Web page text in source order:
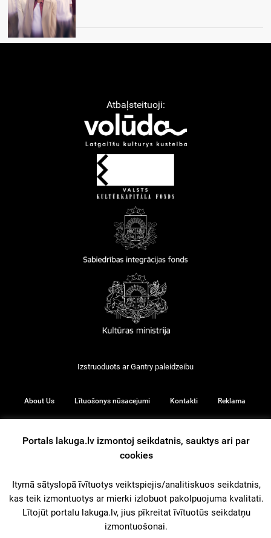
Atbaļsteituoji:
Izstruoduots arGantry paleidzeibu
About Us Lītuošonys nūsacejumi Kontakti Reklama
© 2026
iz augšu
Portals lakuga.lv izmontoj seikdatnis, sauktys ari par
cookies
Itymā sātyslopā īvītuotys veiktspiejis/analitiskuos seikdatnis,
kas teik izmontuotys ar mierki izlobuot pakolpuojuma kvalitati.
Lītojūt portalu lakuga.lv, jius pīkreitat īvītuotūs seikdatņu
izmontuošonai.